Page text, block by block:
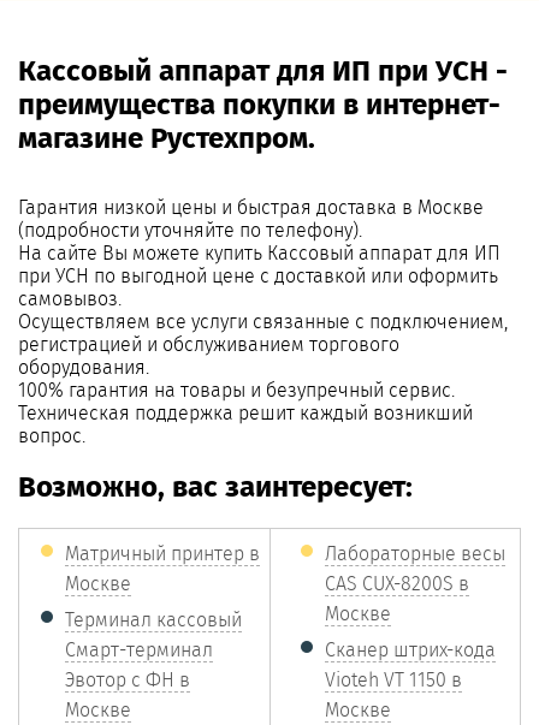
Кассовый аппарат для ИП при УСН -
преимущества покупки в интернет-
магазине Рустехпром.
Гарантия низкой цены и быстрая доставка в Москве
(подробности уточняйте по телефону).
На сайте Вы можете купить Кассовый аппарат для ИП
при УСН по выгодной цене с доставкой или оформить
самовывоз.
Осуществляем все услуги связанные с подключением,
регистрацией и обслуживанием торгового
оборудования.
100% гарантия на товары и безупречный сервис.
Техническая поддержка решит каждый возникший
вопрос.
Возможно, вас заинтересует:
Матричный принтер в
Москве
Терминал кассовый
Смарт-терминал
Эвотор с ФН в
Москве
Лабораторные весы
CAS CUX-8200S в
Москве
Сканер штрих-кода
Vioteh VT 1150 в
Москве